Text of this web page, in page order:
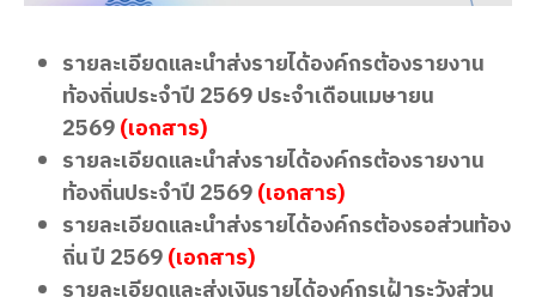
รายละเอียดและนำส่งรายได้องค์กรต้องรายงาน
ท้องถิ่นประจำปี 2569 ประจำเดือนเมษายน
2569(เอกสาร)
รายละเอียดและนำส่งรายได้องค์กรต้องรายงาน
ท้องถิ่นประจำปี 2569(เอกสาร)
รายละเอียดและนำส่งรายได้องค์กรต้องรอส่วนท้อง
ถิ่น ปี 2569(เอกสาร)